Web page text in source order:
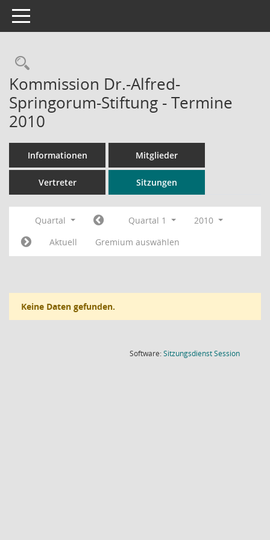
Toggle navigation
Rechercheauswahl
Kommission Dr.-Alfred-
Springorum-Stiftung - Termine
2010
Informationen Mitglieder
Vertreter Sitzungen
Quartal Quartal 1
2010
Aktuell
Gremium auswählen
Keine Daten gefunden.
Software:SitzungsdienstSession(Wird in